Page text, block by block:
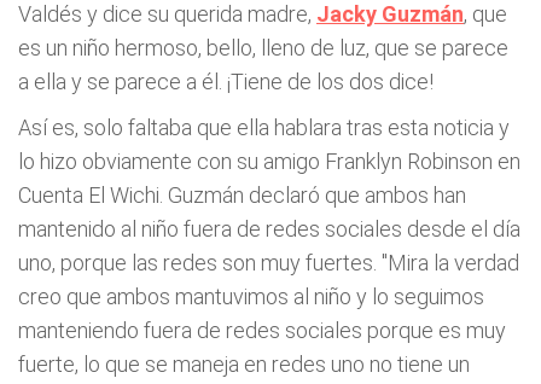
Valdés y dice su querida madre, Jacky Guzmán, que
es un niño hermoso, bello, lleno de luz, que se parece
a ella y se parece a él. ¡Tiene de los dos dice!
Así es, solo faltaba que ella hablara tras esta noticia y
lo hizo obviamente con su amigo Franklyn Robinson en
Cuenta El Wichi. Guzmán declaró que ambos han
mantenido al niño fuera de redes sociales desde el día
uno, porque las redes son muy fuertes. "Mira la verdad
creo que ambos mantuvimos al niño y lo seguimos
manteniendo fuera de redes sociales porque es muy
fuerte, lo que se maneja en redes uno no tiene un